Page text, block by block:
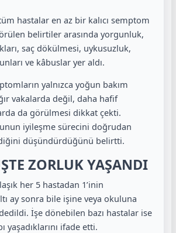
hastalar en az bir kalıcı semptom
belirtiler arasında yorgunluk,
saç dökülmesi, uykusuzluk,
ve kâbuslar yer aldı.
yalnızca yoğun bakım
vakalarda değil, daha hafif
da görülmesi dikkat çekti.
iyileşme sürecini doğrudan
düşündürdüğünü belirtti.
ZORLUK YAŞANDI
her 5 hastadan 1’inin
ay sonra bile işine veya okuluna
İşe dönebilen bazı hastalar ise
yaşadıklarını ifade etti.